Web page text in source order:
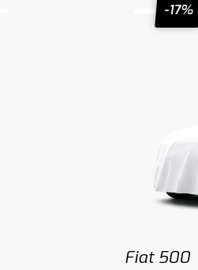
-17%
Fiat 500